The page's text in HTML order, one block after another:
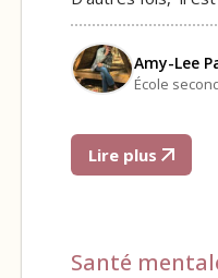
Amy-Lee
École
Lire plus
Santé